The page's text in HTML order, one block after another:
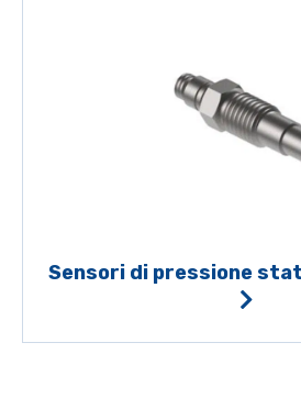
Sensori di pressione